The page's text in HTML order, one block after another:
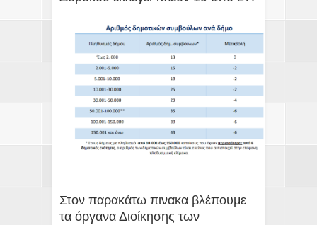
Στον παρακάτω πινακα βλέπουμε
τα όργανα Διοίκησης των